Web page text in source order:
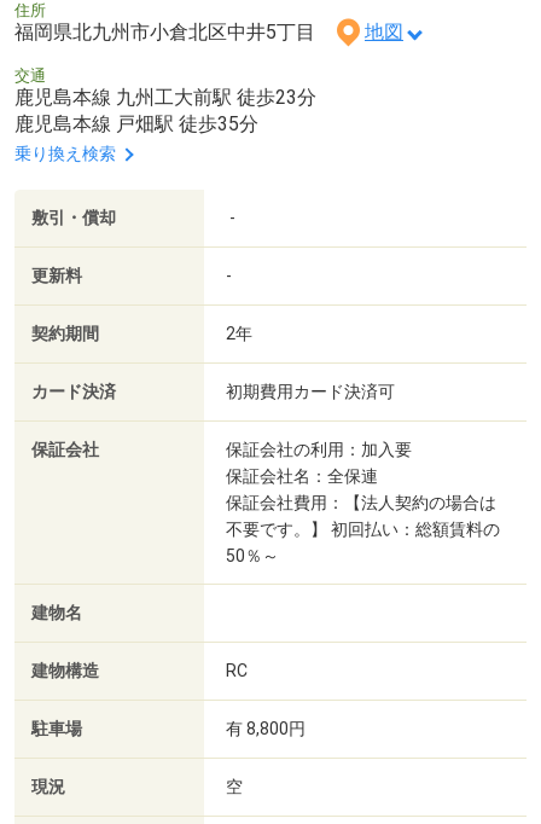
住所
福岡県北九州市小倉北区中井5丁目 地図
交通
鹿児島本線 九州工大前駅 徒歩23分
鹿児島本線 戸畑駅 徒歩35分
乗り換え検索
敷引・償却 -
更新料 -
契約期間 2年
カード決済 初期費用カード決済可
保証会社
保証会社の利用：加入要
保証会社名：全保連
保証会社費用：【法人契約の場合は
不要です。】 初回払い：総額賃料の
50％～
建物名
建物構造 RC
駐車場 有 8,800円
現況 空